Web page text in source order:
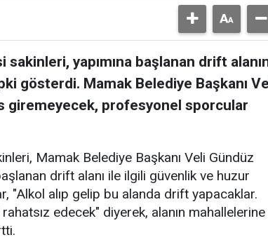
sakinleri, yapımına başlanan drift
gösterdi. Mamak Belediye Başkanı
giremeyecek, profesyonel sporcular
Mamak Belediye Başkanı Veli Gündüz
drift alanı ile ilgili güvenlik ve huzur
"Alkol alıp gelip bu alanda drift yapacaklar.
edecek" diyerek, alanın mahallelerine